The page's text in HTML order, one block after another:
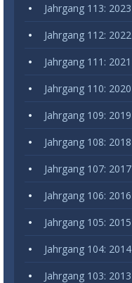
Jahrgang 113: 2023
Jahrgang 112: 2022
Jahrgang 111: 2021
Jahrgang 110: 2020
Jahrgang 109: 2019
Jahrgang 108: 2018
Jahrgang 107: 2017
Jahrgang 106: 2016
Jahrgang 105: 2015
Jahrgang 104: 2014
Jahrgang 103: 2013